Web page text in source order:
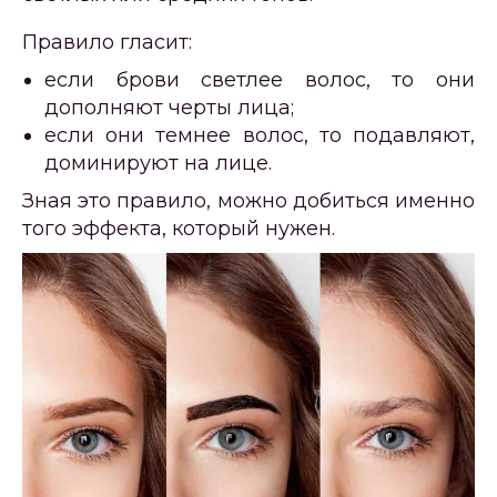
Правило гласит:
если брови светлее волос, то они
дополняют черты лица;
если они темнее волос, то подавляют,
доминируют на лице.
Зная это правило, можно добиться именно
того эффекта, который нужен.